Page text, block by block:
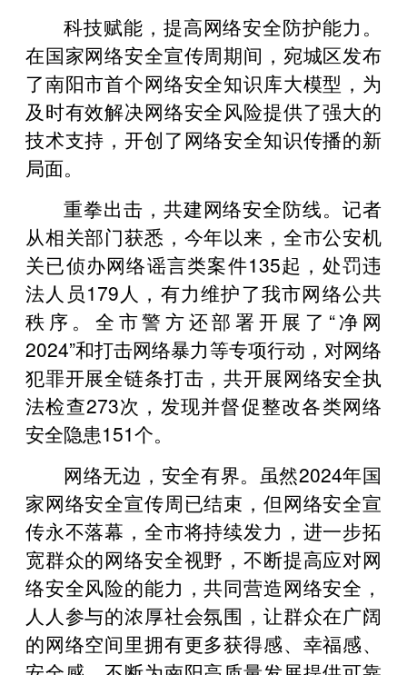
科技赋能，提高网络安全防护能力。
在国家网络安全宣传周期间，宛城区发布
了南阳市首个网络安全知识库大模型，为
及时有效解决网络安全风险提供了强大的
技术支持，开创了网络安全知识传播的新
局面。
重拳出击，共建网络安全防线。记者
从相关部门获悉，今年以来，全市公安机
关已侦办网络谣言类案件135起，处罚违
法人员179人，有力维护了我市网络公共
秩序。全市警方还部署开展了“净网
2024”和打击网络暴力等专项行动，对网络
犯罪开展全链条打击，共开展网络安全执
法检查273次，发现并督促整改各类网络
安全隐患151个。
网络无边，安全有界。虽然2024年国
家网络安全宣传周已结束，但网络安全宣
传永不落幕，全市将持续发力，进一步拓
宽群众的网络安全视野，不断提高应对网
络安全风险的能力，共同营造网络安全，
人人参与的浓厚社会氛围，让群众在广阔
的网络空间里拥有更多获得感、幸福感、